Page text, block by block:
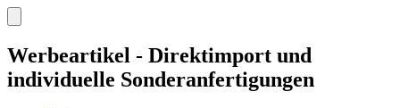
Werbeartikel - Direktimport und
individuelle Sonderanfertigungen